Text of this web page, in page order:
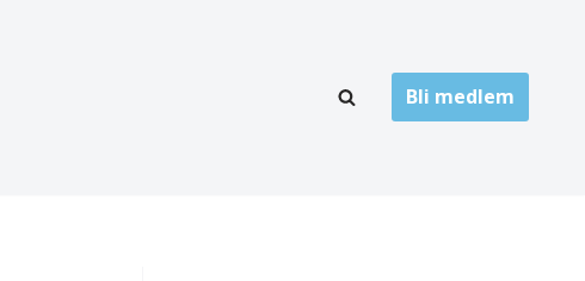
Bli medlem